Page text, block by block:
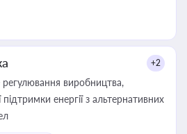
+2
виробництва,
енергії з альтернативних